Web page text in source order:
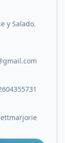
y Salado.